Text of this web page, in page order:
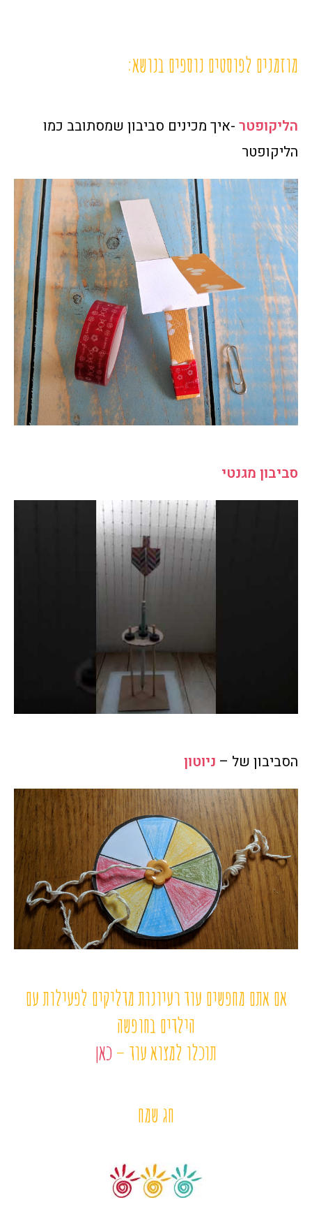
מוזמנים לפוסטים נוספים בנושא:
הליקופטר -איך מכינים סביבון שמסתובב כמו
הליקופטר
סביבון מגנטי
הסביבון של – ניוטון
אם אתם מחפשים עוד רעיונות מדליקים לפעילות עם
הילדים בחופשה
תוכלו למצוא עוד –כאן
חג שמח